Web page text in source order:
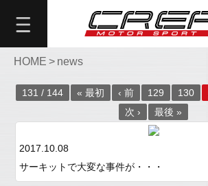
メ
ニHOME > news
131 / 144 « 最初 ‹ 前 129 130
次 ›
最後 »
2017.10.08
サーキットで大変な事件が・・・